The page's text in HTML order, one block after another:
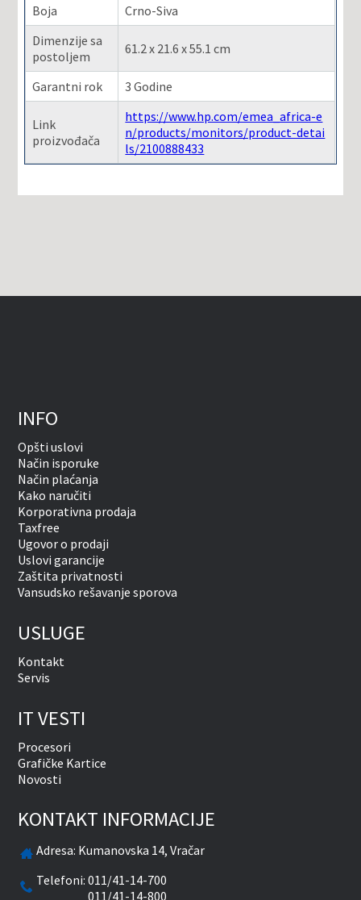
Boja
Crno-Siva
Dimenzije sa
postoljem
61.2 x 21.6 x 55.1 cm
Garantni rok 3 Godine
Link
proizvođača
https://www.hp.com/emea_africa-e
n/products/monitors/product-detai
ls/2100888433
INFO
Opšti uslovi
Način isporuke
Način plaćanja
Kako naručiti
Korporativna prodaja
Taxfree
Ugovor o prodaji
Uslovi garancije
Zaštita privatnosti
Vansudsko rešavanje sporova
USLUGE
Kontakt
Servis
IT VESTI
Procesori
Grafičke Kartice
Novosti
KONTAKT INFORMACIJE
Adresa: Kumanovska 14, Vračar
Telefoni:011/41-14-700
011/41-14-800